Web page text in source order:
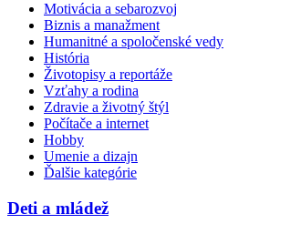
Motivácia a sebarozvoj
Biznis a manažment
Humanitné a spoločenské vedy
História
Životopisy a reportáže
Vzťahy a rodina
Zdravie a životný štýl
Počítače a internet
Hobby
Umenie a dizajn
Ďalšie kategórie
Deti a mládež